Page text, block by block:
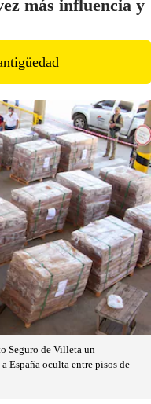
más influencia y
Seguro de Villeta un
España oculta entre pisos de